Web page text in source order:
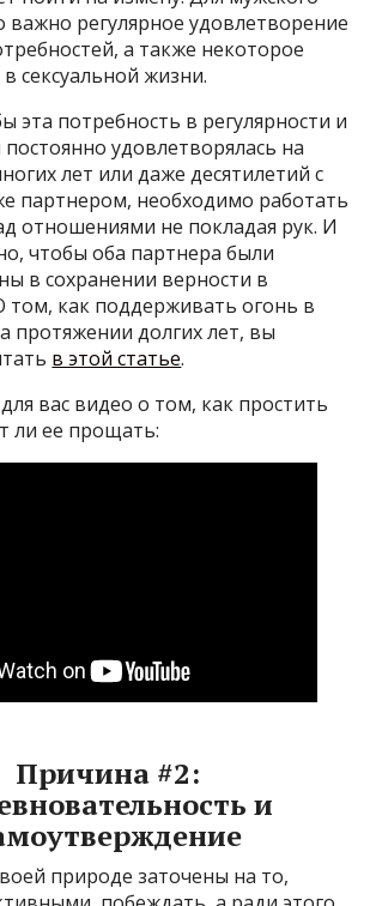
важно регулярное удовлетворение
а также некоторое
сексуальной жизни.
эта потребность в регулярности и
удовлетворялась на
лет или даже десятилетий с
партнером, необходимо работать
отношениями не покладая рук. И
чтобы оба партнера были
в сохранении верности в
том, как поддерживать огонь в
протяжении долгих лет, вы
в этой статье.
вас видео о том, как простить
ли ее прощать:
Причина #2:
и
природе заточены на то,